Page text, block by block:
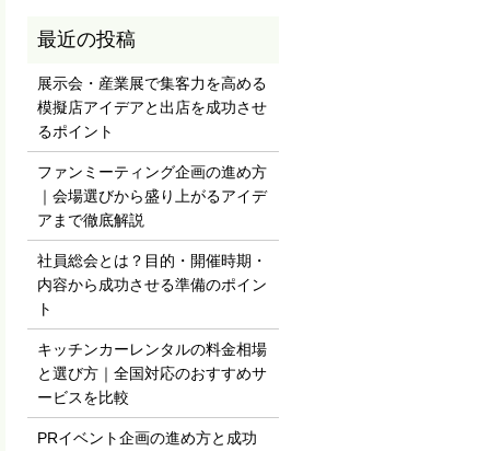
展示会・産業展で集客力を高める
模擬店アイデアと出店を成功させ
るポイント
ファンミーティング企画の進め方
｜会場選びから盛り上がるアイデ
アまで徹底解説
社員総会とは？目的・開催時期・
内容から成功させる準備のポイン
ト
キッチンカーレンタルの料金相場
と選び方｜全国対応のおすすめサ
ービスを比較
PRイベント企画の進め方と成功